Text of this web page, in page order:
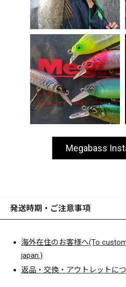
Megabass
発送時期・ご注意事項
海外在住のお客様へ(To
japan.)
返品・交換・アウトレットに